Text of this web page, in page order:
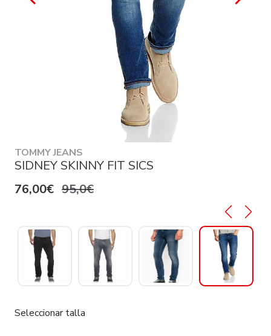
TOMMY JEANS
SIDNEY SKINNY FIT SICS
76,00€ 95,0€
Seleccionar talla